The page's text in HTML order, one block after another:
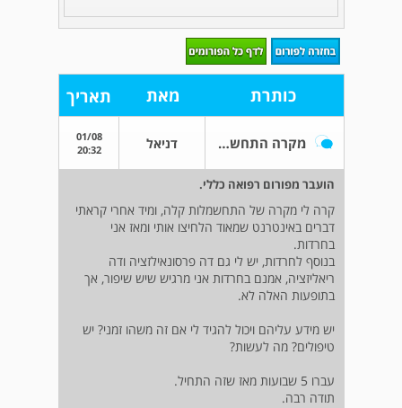
כותרת מאת תאריך
מקרה התחשמלות. דניאל
01/08
20:32
הועבר מפורום רפואה כללי.
קרה לי מקרה של התחשמלות קלה, ומיד אחרי קראתי
דברים באינטרנט שמאוד הלחיצו אותי ומאז אני
בחרדות.
בנוסף לחרדות, יש לי גם דה פרסונאילזציה ודה
ריאליזציה, אמנם בחרדות אני מרגיש שיש שיפור, אך
בתופעות האלה לא.
יש מידע עליהם ויכול להגיד לי אם זה משהו זמני? יש
טיפולים? מה לעשות?
עברו 5 שבועות מאז שזה התחיל.
תודה רבה.